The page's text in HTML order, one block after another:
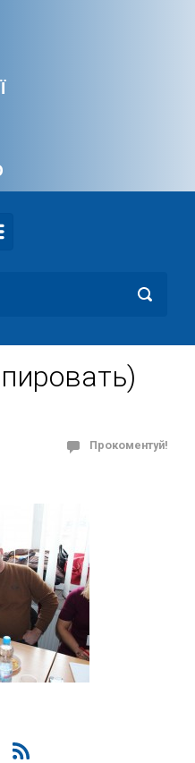
Прокоментуй!